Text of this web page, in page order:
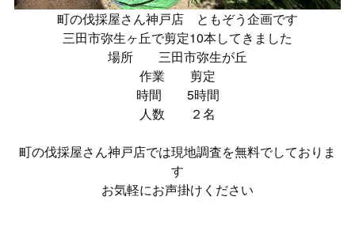
町の伐採屋さん神戸店 ともぞう企画です
三田市弥生ヶ丘で剪定10本してきました
場所 三田市弥生が丘
作業 剪定
時間 5時間
人数 ２名
町の伐採屋さん神戸店では現地調査を無料でしておりま
す
お気軽にお声掛けください